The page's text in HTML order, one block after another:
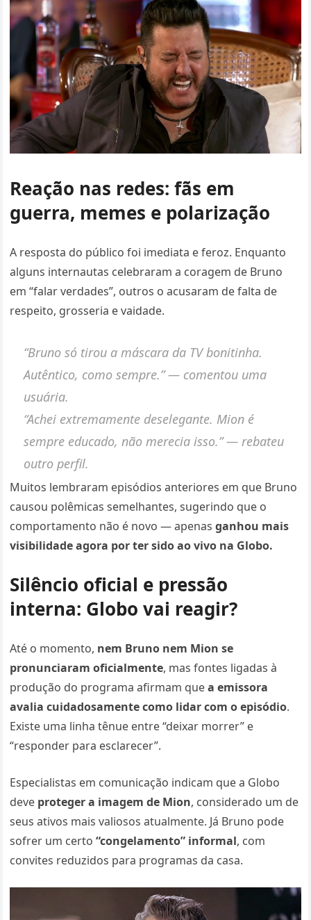
Reação nas redes: fãs em
guerra, memes e polarização
A resposta do público foi imediata e feroz. Enquanto
alguns internautas celebraram a coragem de Bruno
em “falar verdades”, outros o acusaram de falta de
respeito, grosseria e vaidade.
“Bruno só tirou a máscara da TV bonitinha.
Autêntico, como sempre.” — comentou uma
usuária.
“Achei extremamente deselegante. Mion é
sempre educado, não merecia isso.” — rebateu
outro perfil.
Muitos lembraram episódios anteriores em que Bruno
causou polêmicas semelhantes, sugerindo que o
comportamento não é novo — apenasganhou mais
visibilidade agora por ter sido ao vivo na Globo.
Silêncio oficial e pressão
interna: Globo vai reagir?
Até o momento, nem Bruno nem Mion se
pronunciaram oficialmente, mas fontes ligadas à
produção do programa afirmam quea emissora
avalia cuidadosamente como lidar com o episódio.
Existe uma linha tênue entre “deixar morrer” e
“responder para esclarecer”.
Especialistas em comunicação indicam que a Globo
deve proteger a imagem de Mion, considerado um de
seus ativos mais valiosos atualmente. Já Bruno pode
sofrer um certo“congelamento” informal, com
convites reduzidos para programas da casa.